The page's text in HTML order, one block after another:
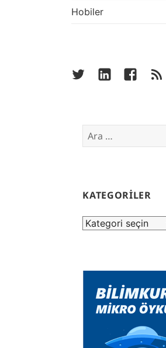
Hobiler
twitterlinkedinfacebook
rss
Arama:
KATEGORİLER
KATEGORİLER